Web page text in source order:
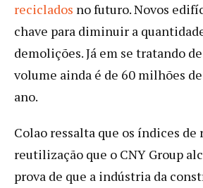
reciclados no futuro. Novos
chave para diminuir a
demolições. Já em se tratando
volume ainda é de 60 milhões
ano.
Colao ressalta que os índices de
reutilização que o CNY Group
prova de que a indústria da